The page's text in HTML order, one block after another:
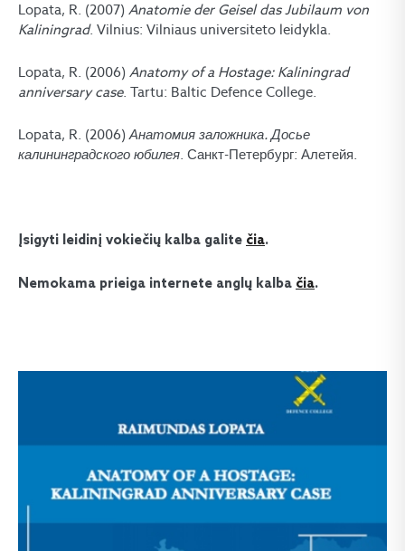
Lopata, R. (2007) Anatomie der Geisel das Jubilaum von
Kaliningrad. Vilnius: Vilniaus universiteto leidykla.
Lopata, R. (2006) Anatomy of a Hostage: Kaliningrad
anniversary case. Tartu: Baltic Defence College.
Lopata, R. (2006)Анатомия заложника. Досье
калининградского юбилея. Санкт-Петербург: Алетейя.
Įsigyti leidinį vokiečių kalba galite čia.
Nemokama prieiga internete anglų kalba čia.